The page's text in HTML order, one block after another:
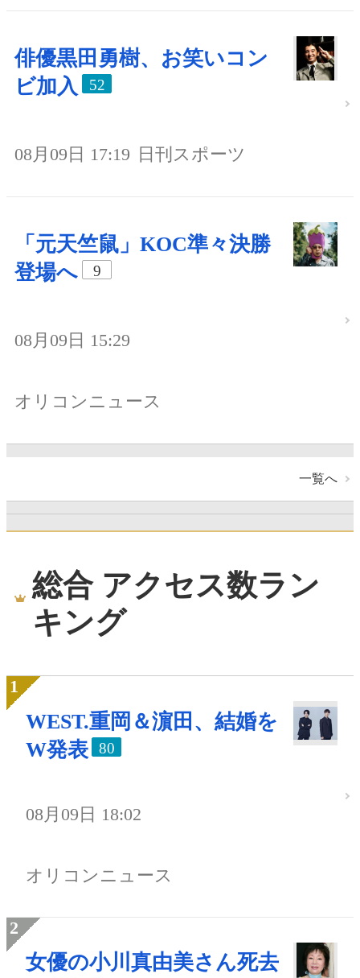
俳優黒田勇樹、お笑いコン
ビ加入
52
08月09日 17:19 日刊スポーツ
「元天竺鼠」KOC準々決勝
登場へ
9
08月09日 15:29
オリコンニュース
一覧へ
総合 アクセス数ラン
キング
WEST.重岡＆濵田、結婚を
W発表
80
08月09日 18:02
オリコンニュース
女優の小川真由美さん死去